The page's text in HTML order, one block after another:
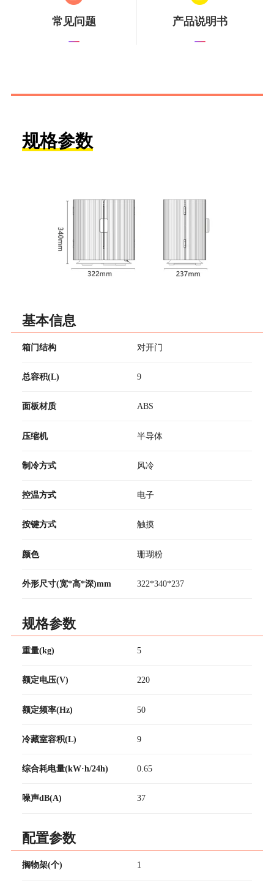
常见问题 产品说明书
规格参数
基本信息
箱门结构 对开门
总容积(L) 9
面板材质 ABS
压缩机 半导体
制冷方式 风冷
控温方式 电子
按键方式 触摸
颜色 珊瑚粉
外形尺寸(宽*高*深)mm 322*340*237
规格参数
重量(kg) 5
额定电压(V) 220
额定频率(Hz) 50
冷藏室容积(L) 9
综合耗电量(kW·h/24h) 0.65
噪声dB(A) 37
配置参数
搁物架(个) 1